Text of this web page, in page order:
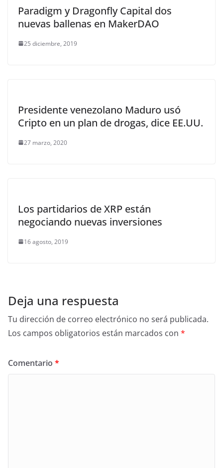
Paradigm y Dragonfly Capital dos
nuevas ballenas en MakerDAO
25 diciembre, 2019
Presidente venezolano Maduro usó
Cripto en un plan de drogas, dice EE.UU.
27 marzo, 2020
Los partidarios de XRP están
negociando nuevas inversiones
16 agosto, 2019
Deja una respuesta
Tu dirección de correo electrónico no será publicada.
Los campos obligatorios están marcados con *
Comentario *